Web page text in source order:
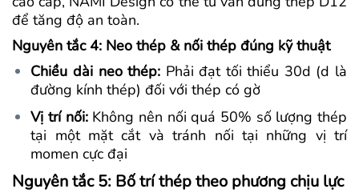
để tăng độ an toàn.
Nguyên tắc 4: Neo thép & nối thép đúng kỹ thuật
Chiều dài neo thép: Phải đạt tối thiểu 30d (d là
đường kính thép) đối với thép có gờ
Vị trí nối:Không nên nối quá 50% số lượng thép
tại một mặt cắt và tránh nối tại những vị trí
momen cực đại
Nguyên tắc 5: Bố trí thép theo phương chịu lực